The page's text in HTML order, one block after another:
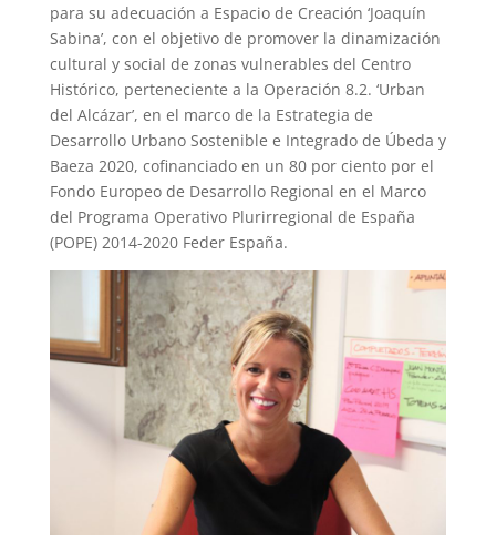
para su adecuación a Espacio de Creación ‘Joaquín
Sabina’, con el objetivo de promover la dinamización
cultural y social de zonas vulnerables del Centro
Histórico, perteneciente a la Operación 8.2. ‘Urban
del Alcázar’, en el marco de la Estrategia de
Desarrollo Urbano Sostenible e Integrado de Úbeda y
Baeza 2020, cofinanciado en un 80 por ciento por el
Fondo Europeo de Desarrollo Regional en el Marco
del Programa Operativo Plurirregional de España
(POPE) 2014-2020 Feder España.